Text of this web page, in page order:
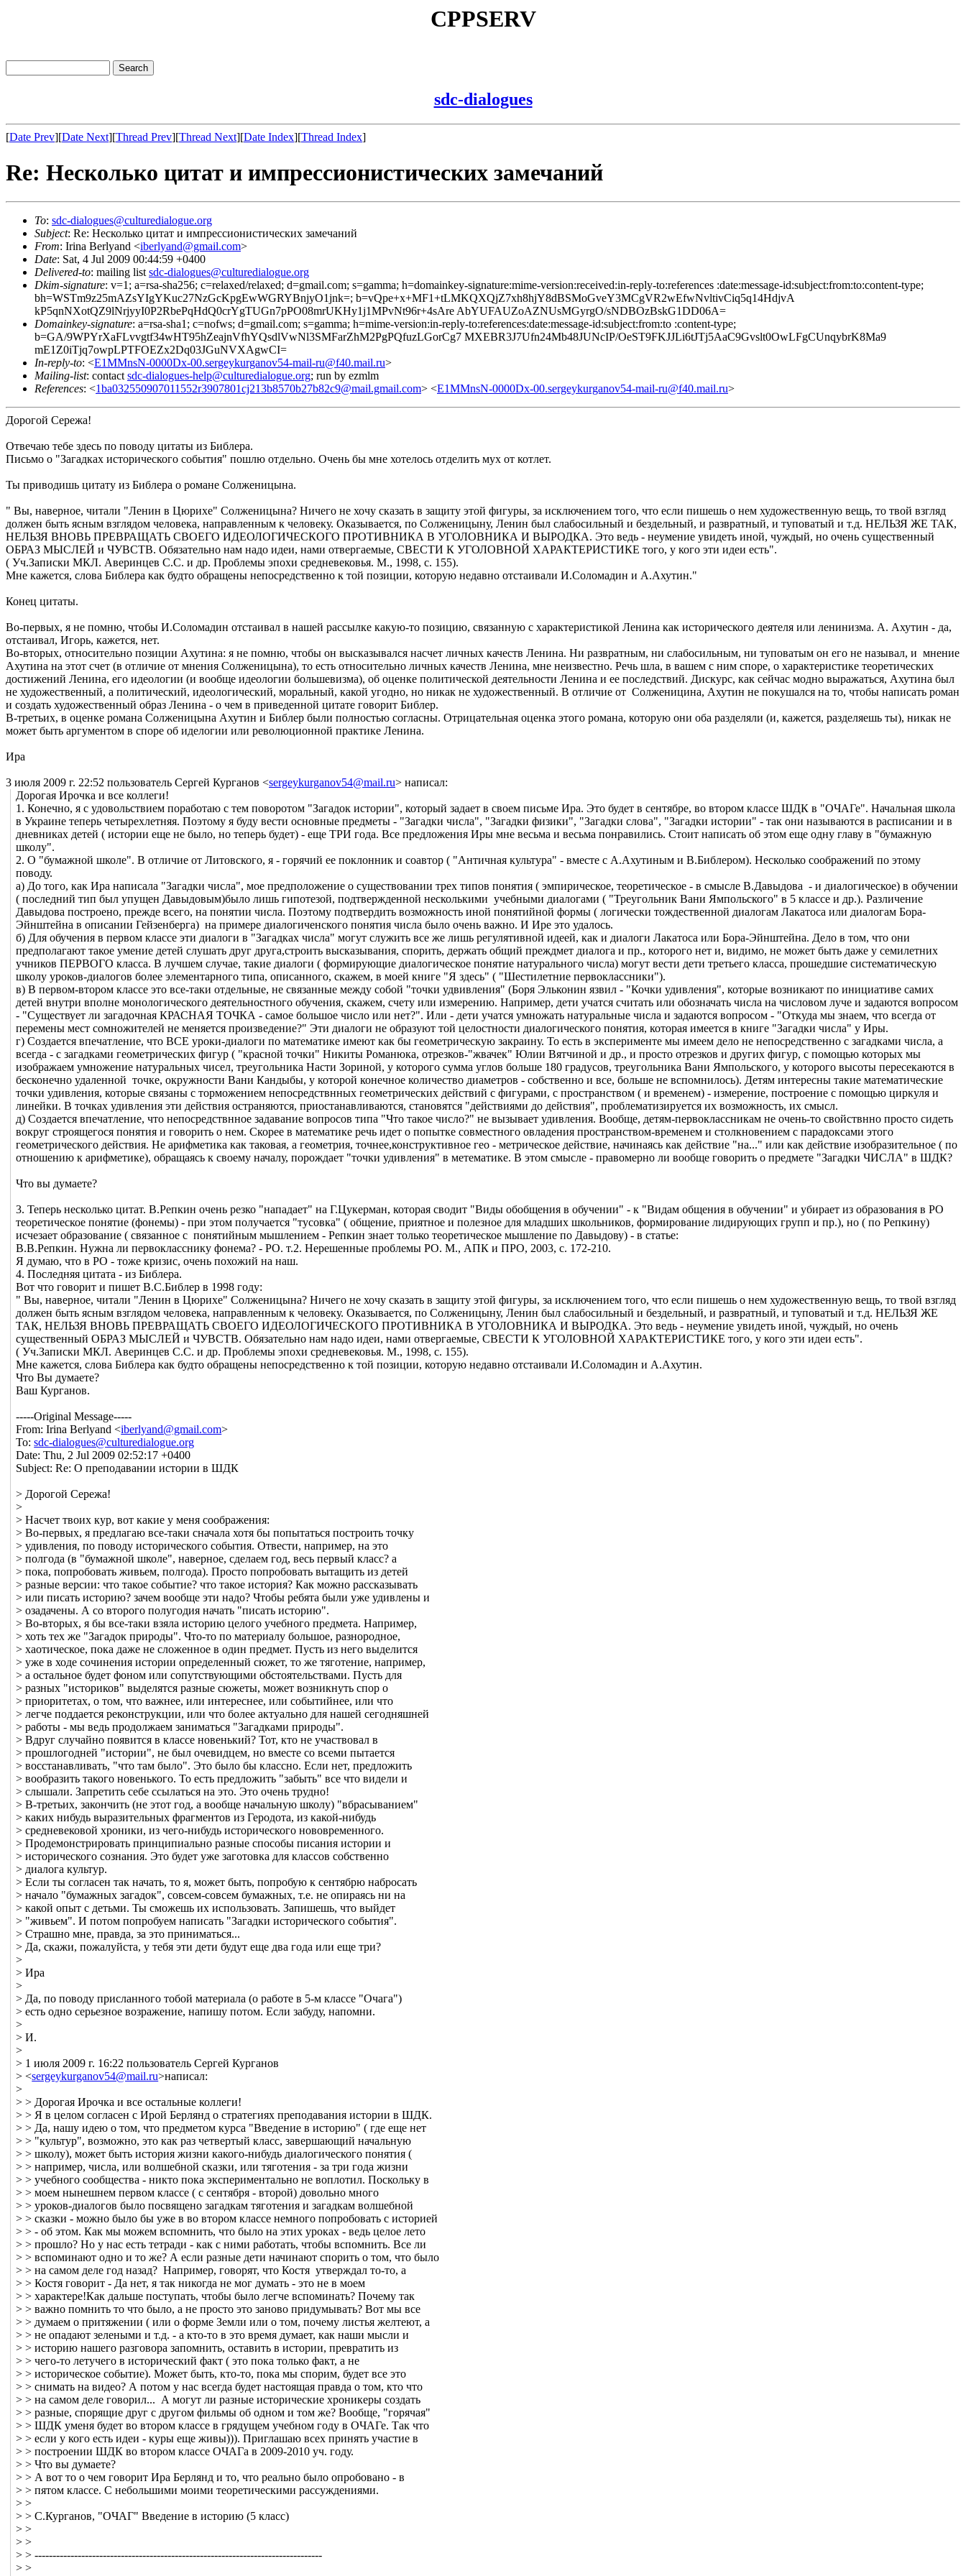
CPPSERV
sdc-dialogues
[Date Prev][Date Next][Thread Prev][Thread Next][Date Index][Thread Index]
Re: Несколько цитат и импрессионистических замечаний
To: sdc-dialogues@culturedialogue.org
Subject: Re: Несколько цитат и импрессионистических замечаний
From: Irina Berlyand <iberlyand@gmail.com>
Date: Sat, 4 Jul 2009 00:44:59 +0400
Delivered-to: mailing list sdc-dialogues@culturedialogue.org
Dkim-signature: v=1; a=rsa-sha256; c=relaxed/relaxed; d=gmail.com; s=gamma; h=domainkey-signature:mime-version:received:in-reply-to:references :date:message-id:subject:from:to:content-type;
bh=WSTm9z25mAZsYIgYKuc27NzGcKpgEwWGRYBnjyO1jnk=; b=vQpe+x+MF1+tLMKQXQjZ7xh8hjY8dBSMoGveY3MCgVR2wEfwNvltivCiq5q14HdjvA
kP5qnNXotQZ9lNrjyyI0P2RbePqHdQ0crYgTUGn7pPO08mrUKHy1j1MPvNt96r+4sAre AbYUFAUZoAZNUsMGyrgO/sNDBOzBskG1DD06A=
Domainkey-signature: a=rsa-sha1; c=nofws; d=gmail.com; s=gamma; h=mime-version:in-reply-to:references:date:message-id:subject:from:to :content-type;
b=GA/9WPYrXaFLvvgtf34wHT95hZeajnVfhYQsdlVwNl3SMFarZhM2PgPQfuzLGorCg7 MXEBR3J7Ufn24Mb48JUNcIP/OeST9FKJJLi6tJTj5AaC9Gvslt0OwLFgCUnqybrK8Ma9
mE1Z0iTjq7owpLPTFOEZx2Dq03JGuNVXAgwCI=
In-reply-to: <E1MMnsN-0000Dx-00.sergeykurganov54-mail-ru@f40.mail.ru>
Mailing-list: contact sdc-dialogues-help@culturedialogue.org; run by ezmlm
References: <1ba032550907011552r3907801cj213b8570b27b82c9@mail.gmail.com> <E1MMnsN-0000Dx-00.sergeykurganov54-mail-ru@f40.mail.ru>
Дорогой Сережа!
Отвечаю тебе здесь по поводу цитаты из Библера.
Письмо о "Загадках исторического события" пошлю отдельно. Очень бы мне хотелось отделить мух от котлет.
Ты приводишь цитату из Библера о романе Солженицына.
" Вы, наверное, читали "Ленин в Цюрихе" Солженицына? Ничего не хочу сказать в защиту этой фигуры, за исключением того, что если пишешь о нем художественную вещь, то твой взгляд
должен быть ясным взглядом человека, направленным к человеку. Оказывается, по Солженицыну, Ленин был слабосильный и бездельный, и развратный, и туповатый и т.д. НЕЛЬЗЯ ЖЕ ТАК,
НЕЛЬЗЯ ВНОВЬ ПРЕВРАЩАТЬ СВОЕГО ИДЕОЛОГИЧЕСКОГО ПРОТИВНИКА В УГОЛОВНИКА И ВЫРОДКА. Это ведь - неумение увидеть иной, чуждый, но очень существенный
ОБРАЗ МЫСЛЕЙ и ЧУВСТВ. Обязательно нам надо идеи, нами отвергаемые, СВЕСТИ К УГОЛОВНОЙ ХАРАКТЕРИСТИКЕ того, у кого эти идеи есть".
( Уч.Записки МКЛ. Аверинцев С.С. и др. Проблемы эпохи средневековья. М., 1998, с. 155).
Мне кажется, слова Библера как будто обращены непосредственно к той позиции, которую недавно отстаивали И.Соломадин и А.Ахутин."
Конец цитаты.
Во-первых, я не помню, чтобы И.Соломадин отстаивал в нашей рассылке какую-то позицию, связанную с характеристикой Ленина как исторического деятеля или ленинизма. А. Ахутин - да,
отстаивал, Игорь, кажется, нет.
Во-вторых, относительно позиции Ахутина: я не помню, чтобы он высказывался насчет личных качеств Ленина. Ни развратным, ни слабосильным, ни туповатым он его не называл, и мнение
Ахутина на этот счет (в отличие от мнения Солженицына), то есть относительно личных качеств Ленина, мне неизвестно. Речь шла, в вашем с ним споре, о характеристике теоретических
достижений Ленина, его идеологии (и вообще идеологии большевизма), об оценке политической деятельности Ленина и ее последствий. Дискурс, как сейчас модно выражаться, Ахутина был
не художественный, а политический, идеологический, моральный, какой угодно, но никак не художественный. В отличие от Солженицина, Ахутин не покушался на то, чтобы написать роман
и создать художественный образ Ленина - о чем в приведенной цитате говорит Библер.
В-третьих, в оценке романа Солженицына Ахутин и Библер были полностью согласны. Отрицательная оценка этого романа, которую они оба разделяли (и, кажется, разделяешь ты), никак не
может быть аргументом в споре об иделогии или революционной практике Ленина.
Ира
3 июля 2009 г. 22:52 пользователь Сергей Курганов <sergeykurganov54@mail.ru> написал:
Дорогая Ирочка и все коллеги!
1. Конечно, я с удовольствием поработаю с тем поворотом "Загадок истории", который задает в своем письме Ира. Это будет в сентябре, во втором классе ШДК в "ОЧАГе". Начальная школа
в Украине теперь четырехлетняя. Поэтому я буду вести основные предметы - "Загадки числа", "Загадки физики", "Загадки слова", "Загадки истории" - так они называются в расписании и в
дневниках детей ( истории еще не было, но теперь будет) - еще ТРИ года. Все предложения Иры мне весьма и весьма понравились. Стоит написать об этом еще одну главу в "бумажную
школу".
2. О "бумажной школе". В отличие от Литовского, я - горячий ее поклонник и соавтор ( "Античная культура" - вместе с А.Ахутиным и В.Библером). Несколько соображений по этому
поводу.
а) До того, как Ира написала "Загадки числа", мое предположение о существовании трех типов понятия ( эмпирическое, теоретическое - в смысле В.Давыдова - и диалогическое) в обучении
( последний тип был упущен Давыдовым)было лишь гипотезой, подтвержденной несколькими учебными диалогами ( "Треугольник Вани Ямпольского" в 5 классе и др.). Различение
Давыдова построено, прежде всего, на понятии числа. Поэтому подтвердить возможность иной понятийной формы ( логически тождественной диалогам Лакатоса или диалогам Бора-
Эйнштейна в описании Гейзенберга) на примере диалогиченского понятия числа было очень важно. И Ире это удалось.
б) Для обучения в первом классе эти диалоги в "Загадках числа" могут служить все же лишь регулятивной идеей, как и диалоги Лакатоса или Бора-Эйнштейна. Дело в том, что они
предполагают такое умение детей слушать друг друга,строить высказывания, спорить, держать общий преждмет диалога и пр., которого нет и, видимо, не может быть даже у семилетних
учников ПЕРВОГО класса. В лучшем случае, такие диалоги ( формирующие диалогическое понятие натурального числа) могут вести дети третьего класса, прошедшие систематическую
школу уроков-диалогов более элементарного типа, описанного, скажем, в моей книге "Я здесь" ( "Шестилетние первоклассники").
в) В первом-втором классе это все-таки отдельные, не связанные между собой "точки удвивления" (Боря Эльконин язвил - "Кочки удивления", которые возникают по инициативе самих
детей внутри вполне монологического деятельностного обучения, скажем, счету или измерению. Например, дети учатся считать или обозначать числа на числовом луче и задаются вопросом
- "Существует ли загадочная КРАСНАЯ ТОЧКА - самое большое число или нет?". Или - дети учатся умножать натуральные числа и задаются вопросом - "Откуда мы знаем, что всегда от
перемены мест сомножителей не меняется произведение?" Эти диалоги не образуют той целостности диалогического понятия, которая имеется в книге "Загадки числа" у Иры.
г) Создается впечатление, что ВСЕ уроки-диалоги по математике имеют как бы геометрическую закраину. То есть в эксперименте мы имеем дело не непосредственно с загадками числа, а
всегда - с загадками геометрических фигур ( "красной точки" Никиты Романюка, отрезков-"жвачек" Юлии Вятчиной и др., и просто отрезков и других фигур, с помощью которых мы
изображаем умножение натуральных чисел, треугольника Насти Зориной, у которого сумма углов больше 180 градусов, треугольника Вани Ямпольского, у которого высоты пересекаются в
бесконечно удаленной точке, окружности Вани Кандыбы, у которой конечное количество диаметров - собственно и все, больше не вспомнилось). Детям интересны такие математические
точки удивления, которые связаны с торможением непосредствнных геометрических действий с фигурами, с пространством ( и временем) - измерение, построение с помощью циркуля и
линейки. В точках удивления эти действия остраняются, приостанавливаются, становятся "действиями до действия", проблематизируется их возможность, их смысл.
д) Создается впечатление, что непосредствнное задавание вопросов типа "Что такое число?" не вызывает удивления. Вообще, детям-первоклассникам не очень-то свойствнно просто сидеть
вокруг строящегося понятия и говорить о нем. Скорее в математике речь идет о попытке совместного овладения пространством-временем и столкновением с парадоксами этого
геометрического действия. Не арифметика как таковая, а геометрия, точнее,конструктивное гео - метрическое действие, начинаясь как действие "на..." или как действие изобразительное ( по
отношению к арифметике), обращаясь к своему началу, порождает "точки удивления" в метематике. В этом смысле - правомерно ли вообще говорить о предмете "Загадки ЧИСЛА" в ШДК?
Что вы думаете?
3. Теперь несколько цитат. В.Репкин очень резко "нападает" на Г.Цукерман, которая сводит "Виды обобщения в обучении" - к "Видам общения в обучении" и убирает из образования в РО
теоретическое понятие (фонемы) - при этом получается "тусовка" ( общение, приятное и полезное для младших школьников, формирование лидирующих групп и пр.), но ( по Репкину)
исчезает образование ( связанное с понятийным мышлением - Репкин знает только теоретическое мышление по Давыдову) - в статье:
В.В.Репкин. Нужна ли первокласснику фонема? - РО. т.2. Нерешенные проблемы РО. М., АПК и ПРО, 2003, с. 172-210.
Я думаю, что в РО - тоже кризис, очень похожий на наш.
4. Последняя цитата - из Библера.
Вот что говорит и пишет В.С.Библер в 1998 году:
" Вы, наверное, читали "Ленин в Цюрихе" Солженицына? Ничего не хочу сказать в защиту этой фигуры, за исключением того, что если пишешь о нем художественную вещь, то твой взгляд
должен быть ясным взглядом человека, направленным к человеку. Оказывается, по Солженицыну, Ленин был слабосильный и бездельный, и развратный, и туповатый и т.д. НЕЛЬЗЯ ЖЕ
ТАК, НЕЛЬЗЯ ВНОВЬ ПРЕВРАЩАТЬ СВОЕГО ИДЕОЛОГИЧЕСКОГО ПРОТИВНИКА В УГОЛОВНИКА И ВЫРОДКА. Это ведь - неумение увидеть иной, чуждый, но очень
существенный ОБРАЗ МЫСЛЕЙ и ЧУВСТВ. Обязательно нам надо идеи, нами отвергаемые, СВЕСТИ К УГОЛОВНОЙ ХАРАКТЕРИСТИКЕ того, у кого эти идеи есть".
( Уч.Записки МКЛ. Аверинцев С.С. и др. Проблемы эпохи средневековья. М., 1998, с. 155).
Мне кажется, слова Библера как будто обращены непосредственно к той позиции, которую недавно отстаивали И.Соломадин и А.Ахутин.
Что Вы думаете?
Ваш Курганов.
-----Original Message-----
From: Irina Berlyand <iberlyand@gmail.com>
To:sdc-dialogues@culturedialogue.org
Date: Thu, 2 Jul 2009 02:52:17 +0400
Subject: Re: О преподавании истории в ШДК
> Дорогой Сережа!
>
> Насчет твоих кур, вот какие у меня соображения:
> Во-первых, я предлагаю все-таки сначала хотя бы попытаться построить точку
> удивления, по поводу исторического события. Отвести, например, на это
> полгода (в "бумажной школе", наверное, сделаем год, весь первый класс? а
> пока, попробовать живьем, полгода). Просто попробовать вытащить из детей
> разные версии: что такое событие? что такое история? Как можно рассказывать
> или писать историю? зачем вообще эти надо? Чтобы ребята были уже удивлены и
> озадачены. А со второго полугодия начать "писать историю".
> Во-вторых, я бы все-таки взяла историю целого учебного предмета. Например,
> хоть тех же "Загадок природы". Что-то по материалу большое, разнородное,
> хаотическое, пока даже не сложенное в один предмет. Пусть из него выделится
> уже в ходе сочинения истории определенный сюжет, то же тяготение, например,
> а остальное будет фоном или сопутствующими обстоятельствами. Пусть для
> разных "историков" выделятся разные сюжеты, может возникнуть спор о
> приоритетах, о том, что важнее, или интереснее, или событийнее, или что
> легче поддается реконструкции, или что более актуально для нашей сегодняшней
> работы - мы ведь продолжаем заниматься "Загадками природы".
> Вдруг случайно появится в классе новенький? Тот, кто не участвовал в
> прошлогодней "истории", не был очевидцем, но вместе со всеми пытается
> восстанавливать, "что там было". Это было бы классно. Если нет, предложить
> вообразить такого новенького. То есть предложить "забыть" все что видели и
> слышали. Запретить себе ссылаться на это. Это очень трудно!
> В-третьих, закончить (не этот год, а вообще начальную школу) "вбрасыванием"
> каких нибудь выразительных фрагментов из Геродота, из какой-нибудь
> средневековой хроники, из чего-нибудь исторического нововременного.
> Продемонстрировать принципиально разные способы писания истории и
> исторического сознания. Это будет уже заготовка для классов собственно
> диалога культур.
> Если ты согласен так начать, то я, может быть, попробую к сентябрю набросать
> начало "бумажных загадок", совсем-совсем бумажных, т.е. не опираясь ни на
> какой опыт с детьми. Ты сможешь их использовать. Запишешь, что выйдет
> "живьем". И потом попробуем написать "Загадки исторического события".
> Страшно мне, правда, за это приниматься...
> Да, скажи, пожалуйста, у тебя эти дети будут еще два года или еще три?
>
> Ира
>
> Да, по поводу присланного тобой материала (о работе в 5-м классе "Очага")
> есть одно серьезное возражение, напишу потом. Если забуду, напомни.
>
> И.
>
> 1 июля 2009 г. 16:22 пользователь Сергей Курганов
> <sergeykurganov54@mail.ru>написал:
>
> > Дорогая Ирочка и все остальные коллеги!
> > Я в целом согласен с Ирой Берлянд о стратегиях преподавания истории в ШДК.
> > Да, нашу идею о том, что предметом курса "Введение в историю" ( где еще нет
> > "культур", возможно, это как раз четвертый класс, завершающий начальную
> > школу), может быть история жизни какого-нибудь диалогического понятия (
> > например, числа, или волшебной сказки, или тяготения - за три года жизни
> > учебного сообщества - никто пока экспериментально не воплотил. Поскольку в
> > моем нынешнем первом классе ( с сентября - второй) довольно много
> > уроков-диалогов было посвящено загадкам тяготения и загадкам волшебной
> > сказки - можно было бы уже в во втором классе немного попробовать с историей
> > - об этом. Как мы можем вспомнить, что было на этих уроках - ведь целое лето
> > прошло? Но у нас есть тетради - как с ними работать, чтобы вспомнить. Все ли
> > вспоминают одно и то же? А если разные дети начинают спорить о том, что было
> > на самом деле год назад? Например, говорят, что Костя утверждал то-то, а
> > Костя говорит - Да нет, я так никогда не мог думать - это не в моем
> > характере!Как дальше поступать, чтобы было легче вспоминать? Почему так
> > важно помнить то что было, а не просто это заново придумывать? Вот мы все
> > думаем о притяжении ( или о форме Земли или о том, почему листья желтеют, а
> > не опадают зелеными и т.д. - а кто-то в это время думает, как наши мысли и
> > историю нашего разговора запомнить, оставить в истории, превратить из
> > чего-то летучего в исторический факт ( это пока только факт, а не
> > историческое событие). Может быть, кто-то, пока мы спорим, будет все это
> > снимать на видео? А потом у нас всегда будет настоящая правда о том, кто что
> > на самом деле говорил... А могут ли разные исторические хроникеры создать
> > разные, спорящие друг с другом фильмы об одном и том же? Вообще, "горячая"
> > ШДК уменя будет во втором классе в грядущем учебном году в ОЧАГе. Так что
> > если у кого есть идеи - куры еще живы))). Приглашаю всех принять участие в
> > построении ШДК во втором классе ОЧАГа в 2009-2010 уч. году.
> > Что вы думаете?
> > А вот то о чем говорит Ира Берлянд и то, что реально было опробовано - в
> > пятом классе. С небольшими моими теоретическими рассуждениями.
> >
> > С.Курганов, "ОЧАГ" Введение в историю (5 класс)
> >
> >
> > --------------------------------------------------------------------------------
> >